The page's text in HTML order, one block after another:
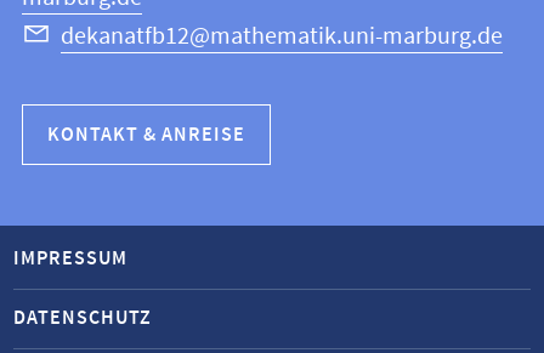
dekanatfb12@mathematik.uni-marburg.de
KONTAKT & ANREISE
IMPRESSUM
DATENSCHUTZ